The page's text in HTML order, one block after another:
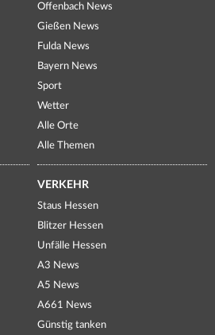
Offenbach News
Gießen News
Fulda News
Bayern News
Sport
Wetter
Alle Orte
Alle Themen
VERKEHR
Staus Hessen
Blitzer Hessen
Unfälle Hessen
A3 News
A5 News
A661 News
Günstig tanken